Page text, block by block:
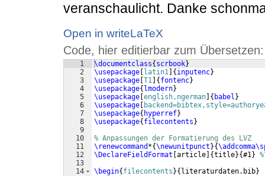
veranschaulicht. Danke
Open in writeLaTeX
Code, hier editierbar zum Übersetzen:
1
2
3
4
5
6
7
8
9
10
11
12
13
14
\documentclass{ scrbook}
\usepackage
latin1 { inputenc}
\usepackage T1 { fontenc}
\usepackage{ lmodern}
\usepackage english,ngerman { babel }
\usepackage
\usepackage{ hyperref}
\usepackage{ filecontents }
% Anpassungen der Formatierung des LVZ
\renewcommand *{\newunitpunct }{
\DeclareFieldFormat article {title}{#1}
\begin{ filecontents }{ literaturdaten.bib}